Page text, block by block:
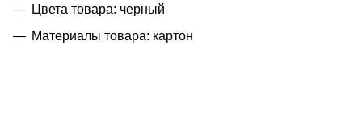
Цвета товара: черный
Материалы товара: картон